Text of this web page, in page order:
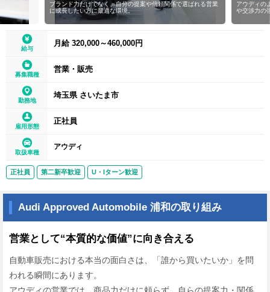
ブランド力だけでなく、自分の提案や信頼関係で選ばれる営業
に成長したい方に最適な環境。
アウディのような高単価商
や交渉力の強化につながり
給与
月給 320,000～460,000円
募集職種
営業・販売
勤務地
埼玉県 さいたま市
雇用形態
正社員
取扱車種
アウディ
正社員 第二新卒歓迎 U・Iターン歓迎
Audi Approved Automobile 浦和の取り組み
営業として“本質的な価値”に向き合える
自動車販売における本当の面白さは、「誰から買いたいか」を問
われる瞬間にあります。